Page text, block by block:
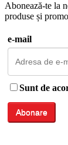
Abonează-te la
produse și
e-mail
Sunt de